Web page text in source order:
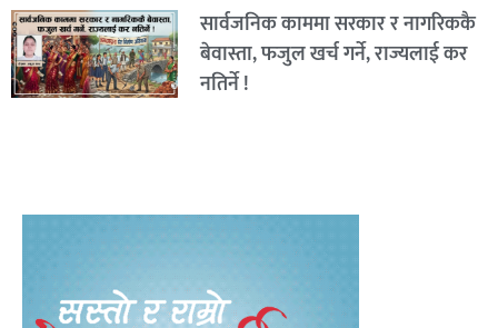
सार्वजनिक काममा सरकार र नागरिककै
बेवास्ता, फजुल खर्च गर्ने, राज्यलाई कर
नतिर्ने !